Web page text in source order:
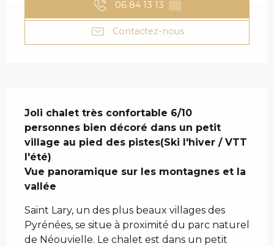
06 84 13 13 ▒▒
Contactez-nous
Joli chalet très confortable 6/10
personnes bien décoré dans un petit
village au pied des pistes(Ski l'hiver / VTT
l'été)
Vue panoramique sur les montagnes et la
vallée
Saint Lary, un des plus beaux villages des
Pyrénées, se situe à proximité du parc naturel
de Néouvielle. Le chalet est dans un petit